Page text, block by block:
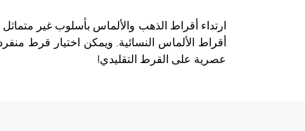
ارتداء أقراط الذهب والألماس بأسلوب غير
عصرية على القرط التقليدي!